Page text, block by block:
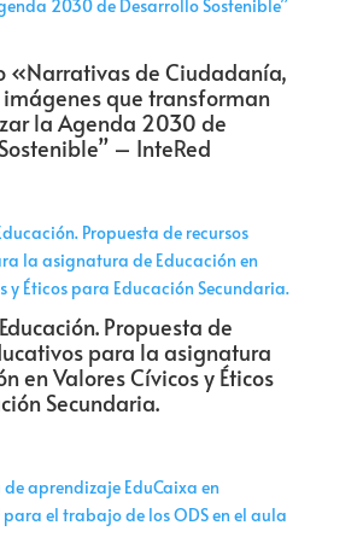
«Narrativas de Ciudadanía,
que transforman
la Agenda 2030 de
– InteRed
Propuesta de
para la asignatura
en Valores Cívicos y Éticos
Secundaria.